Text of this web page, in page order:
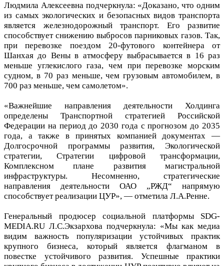
Людмила Алексеевна подчеркнула: «Доказано, что одним
из самых экологических и безопасных видов транспорта
является железнодорожный транспорт. Его развитие
способствует снижению выбросов парниковых газов. Так,
при перевозке поездом 20-футового контейнера от
Шанхая до Вены в атмосферу выбрасывается в 16 раз
меньше углекислого газа, чем при перевозке морским
судном, в 70 раз меньше, чем грузовым автомобилем, в
700 раз меньше, чем самолетом».
«Важнейшие направления деятельности Холдинга
определены Транспортной стратегией Российской
Федерации на период до 2030 года с прогнозом до 2035
года, а также в принятых компанией документах —
Долгосрочной программы развития, Экологической
стратегии, Стратегии цифровой трансформации,
Комплексном плане развития магистральной
инфраструктуры. Несомненно, стратегические
направления деятельности ОАО „РЖД“ напрямую
способствует реализации ЦУР», — отметила Л.А.Ренне.
Генеральный продюсер социальной платформы SDG-
MEDIA.RU Л.С.Экзархова подчеркнула: «Мы как медиа
видим важность популяризации устойчивых практик
крупного бизнеса, который является флагманом в
повестке устойчивого развития. Успешные практики